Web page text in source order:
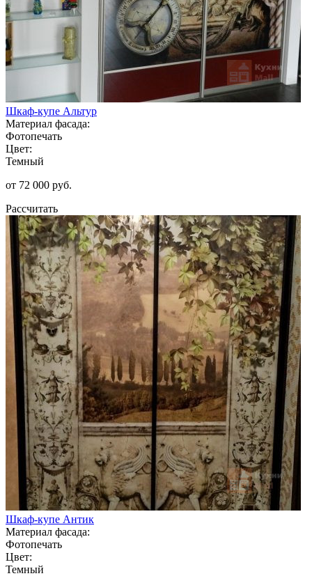
Шкаф-купе Альтур
Материал фасада:
Фотопечать
Цвет:
Темный
от 72 000 руб.
Рассчитать
Шкаф-купе Антик
Материал фасада:
Фотопечать
Цвет:
Темный